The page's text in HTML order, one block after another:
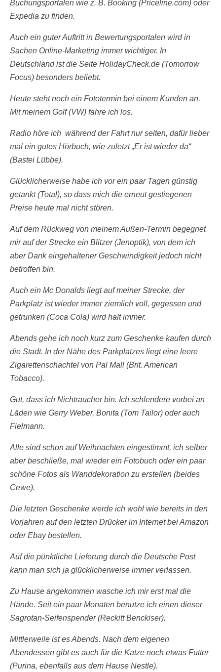
Buchungsportalen wie z. B. Booking (Priceline.com) oder
Expedia zu finden.
Auch ein guter Auftritt in Bewertungsportalen wird in
Sachen Online-Marketing immer wichtiger. In
Deutschland ist die Seite HolidayCheck.de (Tomorrow
Focus) besonders beliebt.
Heute steht noch ein Fototermin bei einem Kunden an.
Mit meinem Golf (VW) fahre ich los.
Radio höre ich während der Fahrt nur selten, dafür lieber
mal ein gutes Hörbuch, wie zuletzt „Er ist wieder da“
(Bastei Lübbe).
Glücklicherweise habe ich vor ein paar Tagen günstig
getankt (Total), so dass mich die erneut gestiegenen
Preise heute mal nicht stören.
Auf dem Rückweg von meinem Außen-Termin begegnet
mir auf der Strecke ein Blitzer (Jenoptik), von dem ich
aber Dank eingehaltener Geschwindigkeit jedoch nicht
betroffen bin.
Auch ein Mc Donalds liegt auf meiner Strecke, der
Parkplatz ist wieder immer ziemlich voll, gegessen und
getrunken (Coca Cola) wird halt immer.
Abends gehe ich noch kurz zum Geschenke kaufen durch
die Stadt. In der Nähe des Parkplatzes liegt eine leere
Zigarettenschachtel von Pal Mall (Brit. American
Tobacco).
Gut, dass ich Nichtraucher bin. Ich schlendere vorbei an
Läden wie Gerry Weber, Bonita (Tom Tailor) oder auch
Fielmann.
Alle sind schon auf Weihnachten eingestimmt, ich selber
aber beschließe, mal wieder ein Fotobuch oder ein paar
schöne Fotos als Wanddekoration zu erstellen (beides
Cewe).
Die letzten Geschenke werde ich wohl wie bereits in den
Vorjahren auf den letzten Drücker im Internet bei Amazon
oder Ebay bestellen.
Auf die pünktliche Lieferung durch die Deutsche Post
kann man sich ja glücklicherweise immer verlassen.
Zu Hause angekommen wasche ich mir erst mal die
Hände. Seit ein paar Monaten benutze ich einen dieser
Sagrotan-Seifenspender (Reckitt Benckiser).
Mittlerweile ist es Abends. Nach dem eigenen
Abendessen gibt es auch für die Katze noch etwas Futter
(Purina, ebenfalls aus dem Hause Nestle).